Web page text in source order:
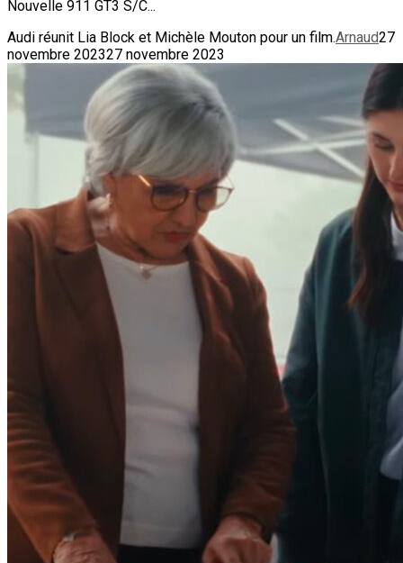
Nouvelle 911 GT3 S/C...
Audi réunit Lia Block et Michèle Mouton pour un film.Arnaud27
novembre 202327 novembre 2023